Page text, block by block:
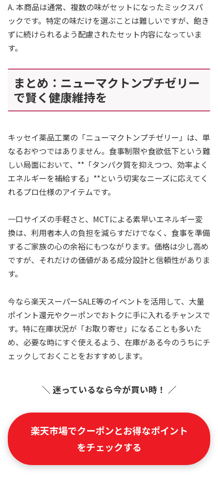
A. 本商品は通常、複数の味がセットになったミックスパ
ックです。特定の味だけを選ぶことは難しいですが、飽き
ずに続けられるよう配慮されたセット内容になっていま
す。
まとめ：ニューマクトンプチゼリー
で賢く健康維持を
キッセイ薬品工業の「ニューマクトンプチゼリー」は、単
なるおやつではありません。食事制限や食欲低下という難
しい局面において、**「タンパク質を抑えつつ、効率よく
エネルギーを補給する」**という切実なニーズに応えてく
れるプロ仕様のアイテムです。
一口サイズの手軽さと、MCTによる素早いエネルギー変
換は、利用者本人の負担を減らすだけでなく、食事を準備
するご家族の心の余裕にもつながります。価格は少し高め
ですが、それだけの価値がある成分設計と信頼性がありま
す。
今なら楽天スーパーSALE等のイベントを活用して、大量
ポイント還元やクーポンでおトクに手に入れるチャンスで
す。特に在庫状況が「お取り寄せ」になることも多いた
め、必要な時にすぐ使えるよう、在庫がある今のうちにチ
ェックしておくことをおすすめします。
＼ 迷っているなら今が買い時！ ／
楽天市場でクーポンとお得なポイント
をチェックする